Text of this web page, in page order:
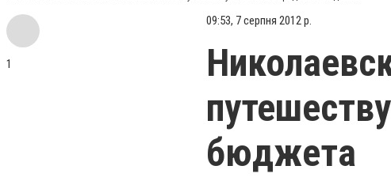
1
09:53, 7 серпня 2012 р.
бюджета